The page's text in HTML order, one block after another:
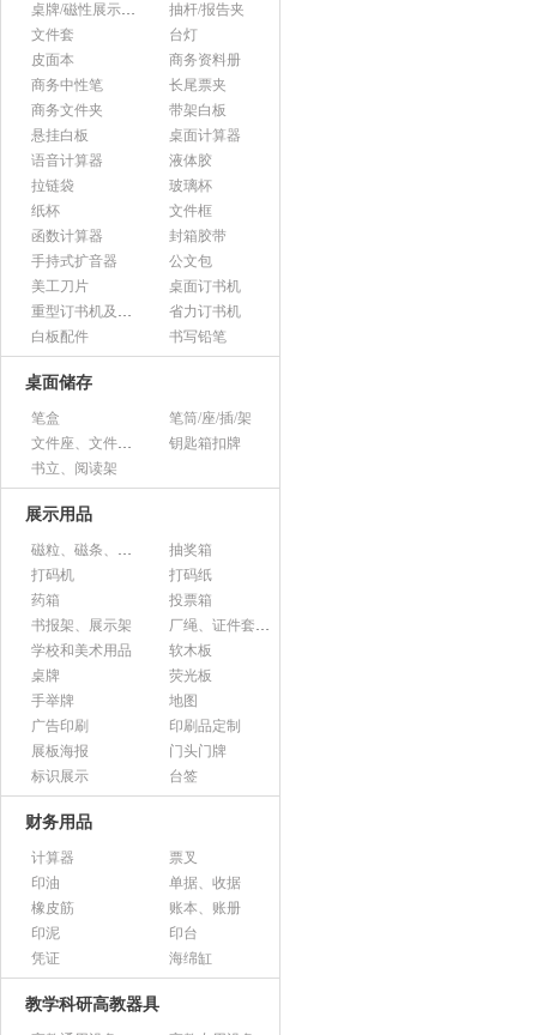
桌牌/磁性展示帖/证件框
抽杆/报告夹
文件套
台灯
皮面本
商务资料册
商务中性笔
长尾票夹
商务文件夹
带架白板
悬挂白板
桌面计算器
语音计算器
液体胶
拉链袋
玻璃杯
纸杯
文件框
函数计算器
封箱胶带
手持式扩音器
公文包
美工刀片
桌面订书机
重型订书机及其它
省力订书机
白板配件
书写铅笔
桌面储存
笔盒
笔筒/座/插/架
文件座、文件架、文件框
钥匙箱扣牌
书立、阅读架
展示用品
磁粒、磁条、磁片
抽奖箱
打码机
打码纸
药箱
投票箱
书报架、展示架
厂绳、证件套、卡套
学校和美术用品
软木板
桌牌
荧光板
手举牌
地图
广告印刷
印刷品定制
展板海报
门头门牌
标识展示
台签
财务用品
计算器
票叉
印油
单据、收据
橡皮筋
账本、账册
印泥
印台
凭证
海绵缸
教学科研高教器具